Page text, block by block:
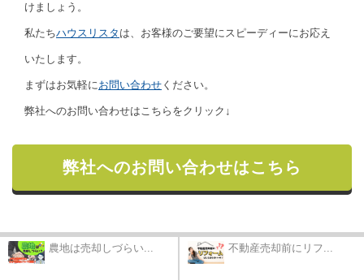
けましょう。
私たちハウスリスタ は、お客様のご要望にスピーディーにお応え
いたします。
まずはお気軽にお問い合わせ ください。
弊社へのお問い合わせはこちらをクリック↓
弊社へのお問い合わせはこちら
農地は売却しづらい... 不動産売却前にリフ...